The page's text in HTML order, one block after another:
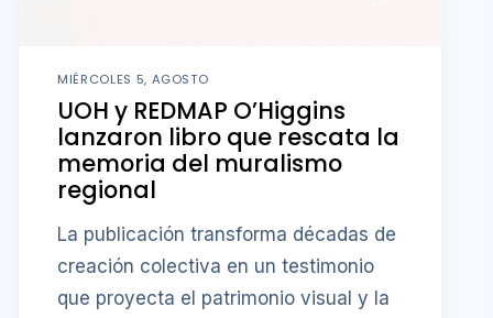
MIÉRCOLES 5, AGOSTO
UOH y REDMAP O’Higgins
lanzaron libro que rescata la
memoria del muralismo
regional
La publicación transforma décadas de
creación colectiva en un testimonio
que proyecta el patrimonio visual y la